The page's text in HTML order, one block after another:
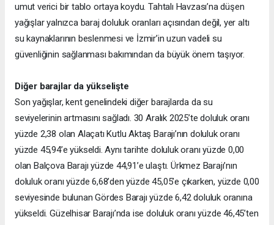
umut verici bir tablo ortaya koydu. Tahtalı Havzası’na düşen
yağışlar yalnızca baraj doluluk oranları açısından değil, yer altı
su kaynaklarının beslenmesi ve İzmir’in uzun vadeli su
güvenliğinin sağlanması bakımından da büyük önem taşıyor.
Diğer barajlar da yükselişte
Son yağışlar, kent genelindeki diğer barajlarda da su
seviyelerinin artmasını sağladı. 30 Aralık 2025’te doluluk oranı
yüzde 2,38 olan Alaçatı Kutlu Aktaş Barajı’nın doluluk oranı
yüzde 45,94’e yükseldi. Aynı tarihte doluluk oranı yüzde 0,00
olan Balçova Barajı yüzde 44,91’e ulaştı. Ürkmez Barajı’nın
doluluk oranı yüzde 6,68’den yüzde 45,05’e çıkarken, yüzde 0,00
seviyesinde bulunan Gördes Barajı yüzde 6,42 doluluk oranına
yükseldi. Güzelhisar Barajı’nda ise doluluk oranı yüzde 46,45’ten